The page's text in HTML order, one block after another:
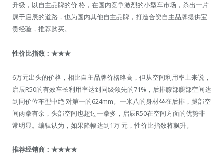
升级，以自主品牌的价 格，在国内竞争激烈的小型车市场，杀出一片
属于启辰的道路，也为国内其他自主品牌，打造合资自主品牌提供宝
贵经验，推荐购买。
性价比指数： ★★★
6万元出头的价格，相比自主品牌价格略高，但从空间利用率上来说，
启辰R50的有效车长利用率达到同级领先的71%，后排膝部腿部空间达
到同价位车型中绝 对第一的624mm。一米八的身材坐在后排，腿部空
间两拳有余，头部空间也超过一拳多，启辰R50在空间方面的优势非
常明显。编辑认为，如果降幅达到1万 元，性价比指数将飙升。
推荐经销商： ★★★★